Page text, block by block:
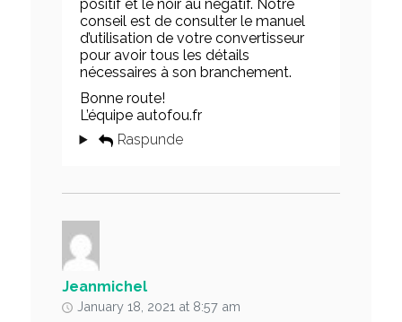
positif et le noir au négatif. Notre
conseil est de consulter le manuel
d’utilisation de votre convertisseur
pour avoir tous les détails
nécessaires à son branchement.
Bonne route!
L’équipe autofou.fr
Raspunde
Jeanmichel
January 18, 2021 at 8:57 am